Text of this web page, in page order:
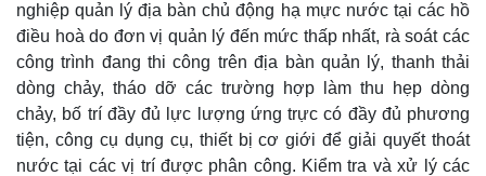
nghiệp quản lý địa bàn chủ động hạ mực nước tại các hồ
điều hoà do đơn vị quản lý đến mức thấp nhất, rà soát các
công trình đang thi công trên địa bàn quản lý, thanh thải
dòng chảy, tháo dỡ các trường hợp làm thu hẹp dòng
chảy, bố trí đầy đủ lực lượng ứng trực có đầy đủ phương
tiện, công cụ dụng cụ, thiết bị cơ giới để giải quyết thoát
nước tại các vị trí được phân công. Kiểm tra và xử lý các